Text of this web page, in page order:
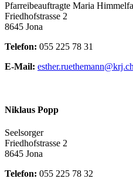
Pfarreibeauftragte Maria
Friedhofstrasse 2
8645 Jona
Telefon: 055 225 78 31
E-Mail: esther.ruethemann@krj.ch
Niklaus Popp
Seelsorger
Friedhofstrasse 2
8645 Jona
Telefon: 055 225 78 32